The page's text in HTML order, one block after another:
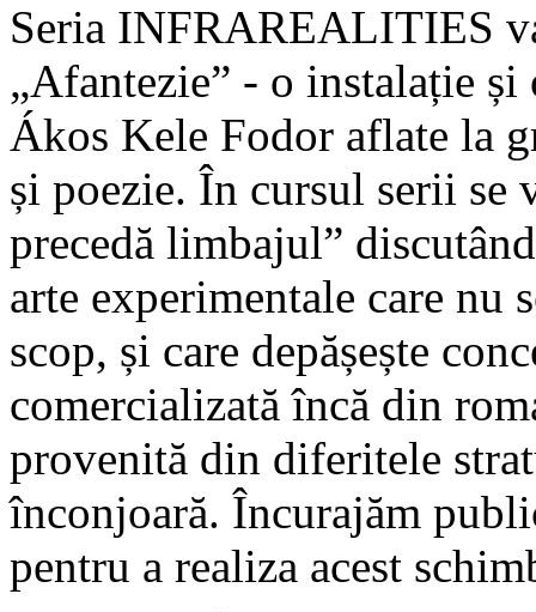
Seria INFRAREALITIES
„Afantezie” - o instalație
Ákos Kele Fodor aflate la
și poezie. În cursul serii se
precedă limbajul”
arte experimentale care nu
scop, și care depășește
comercializată încă din
provenită din diferitele
înconjoară. Încurajăm
pentru a realiza acest